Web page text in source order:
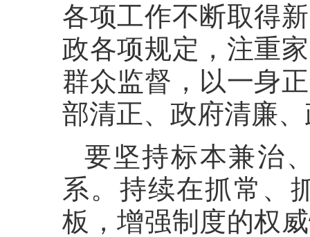
各项工作不断取得
政各项规定，注重
群众监督，以一身
部清正、政府清廉
要坚持标本兼治
系。持续在抓常、
板，增强制度的权